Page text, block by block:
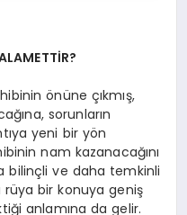
önüne çıkmış,
sorunların
yeni bir yön
nam kazanacağını
bilinçli ve daha temkinli
rüya bir konuya geniş
anlamına da gelir.